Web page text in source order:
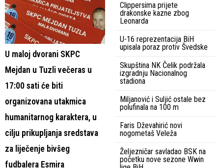
U maloj dvorani SKPC
Mejdan u Tuzli večeras u
17:00 sati će biti
organizovana utakmica
humanitarnog karaktera, u
cilju prikupljanja sredstava
za liječenje bivšeg
fudbalera Esmira
Clippersima prijete
drakonske kazne zbog
Leonarda
U-16 reprezentacija BiH
upisala poraz protiv Švedske
Skupština NK Čelik podržala
izgradnju Nacionalnog
stadiona
Miljanović i Suljić ostale bez
polufinala na 100 m
Faris Dževahirić novi
nogometaš Veleža
Željezničar savladao BSK na
početku nove sezone Wwin